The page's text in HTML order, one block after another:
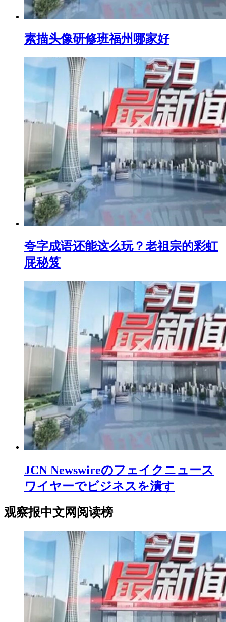
素描头像研修班福州哪家好
夸字成语还能这么玩？老祖宗的彩虹
屁秘笈
JCN Newswireのフェイクニュース
ワイヤーでビジネスを潰す
观察报中文网阅读榜